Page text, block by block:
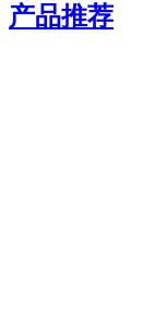
产品推荐